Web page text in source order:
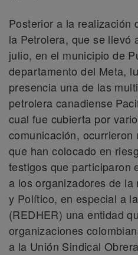
Posterior a la realización
la Petrolera, que se llevó
julio, en el municipio de
departamento del Meta,
presencia una de las
petrolera canadiense
cual fue cubierta por
comunicación, ocurrieron
que han colocado en
testigos que participaron
a los organizadores de
y Político, en especial a
(REDHER) una entidad
organizaciones
a la Unión Sindical